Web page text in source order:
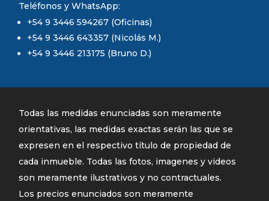
Teléfonos y WhatsApp:
+54 9 3446 594267 (Oficinas)
+54 9 3446 643357 (Nicolás M.)
+54 9 3446 213175 (Bruno D.)
Todas las medidas enunciadas son meramente
orientativas, las medidas exactas serán las que se
expresen en el respectivo título de propiedad de
cada inmueble. Todas las fotos, imagenes y videos
son meramente ilustrativos y no contractuales.
Los precios enunciados son meramente